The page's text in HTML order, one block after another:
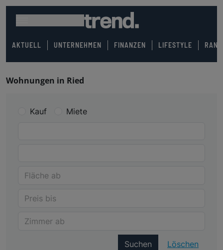
AKTUELL UNTERNEHMEN FINANZEN LIFESTYLE
Wohnungen in Ried
Kauf Miete
Suchen Löschen